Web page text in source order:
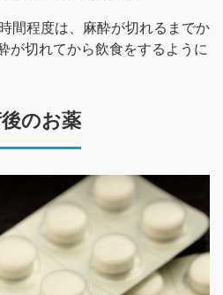
間程度は、麻酔が切れるまでか
が切れてから飲食をするように
のお薬